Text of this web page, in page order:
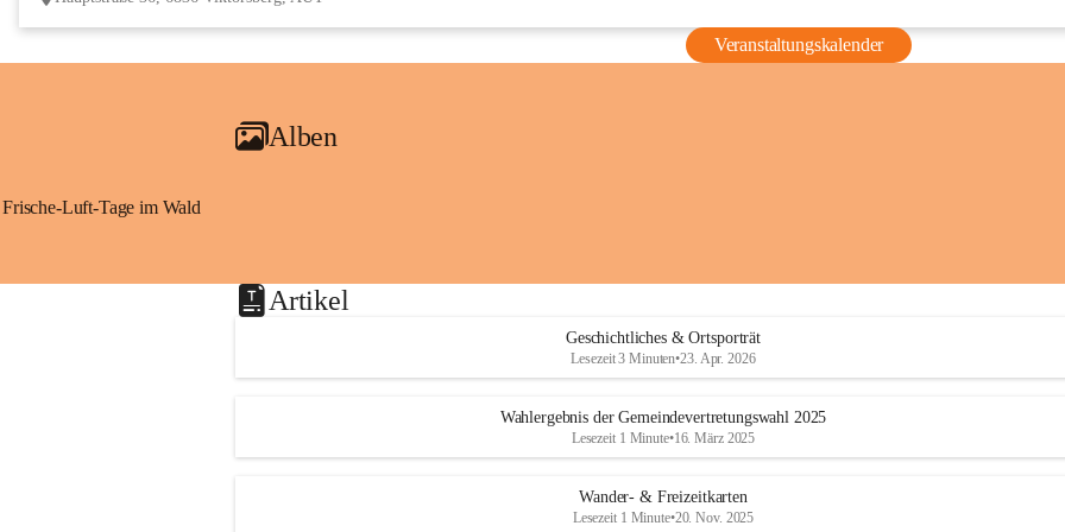
Veranstaltungskalender
Alben
Frische-Luft-Tage im Wald
Artikel
Geschichtliches & Ortsporträt
Lesezeit 3 Minuten•23. Apr. 2026
Wahlergebnis der Gemeindevertretungswahl 2025
Lesezeit 1 Minute•16. März 2025
Wander- & Freizeitkarten
Lesezeit 1 Minute•20. Nov. 2025